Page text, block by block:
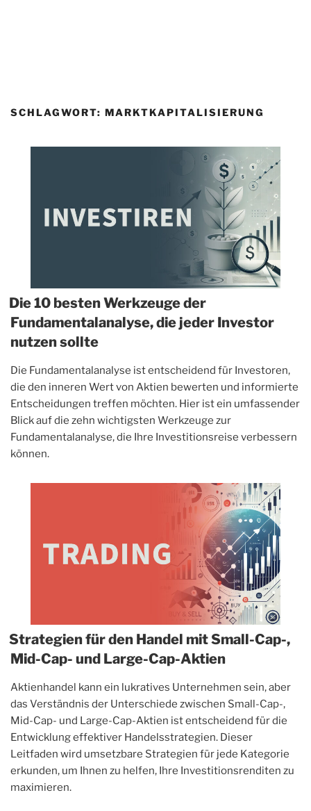
SCHLAGWORT: MARKTKAPITALISIERUNG
Die 10 besten Werkzeuge der
Fundamentalanalyse, die jeder Investor
nutzen sollte
Die Fundamentalanalyse ist entscheidend für Investoren,
die den inneren Wert von Aktien bewerten und informierte
Entscheidungen treffen möchten. Hier ist ein umfassender
Blick auf die zehn wichtigsten Werkzeuge zur
Fundamentalanalyse, die Ihre Investitionsreise verbessern
können.
Strategien für den Handel mit Small-Cap-,
Mid-Cap- und Large-Cap-Aktien
Aktienhandel kann ein lukratives Unternehmen sein, aber
das Verständnis der Unterschiede zwischen Small-Cap-,
Mid-Cap- und Large-Cap-Aktien ist entscheidend für die
Entwicklung effektiver Handelsstrategien. Dieser
Leitfaden wird umsetzbare Strategien für jede Kategorie
erkunden, um Ihnen zu helfen, Ihre Investitionsrenditen zu
maximieren.